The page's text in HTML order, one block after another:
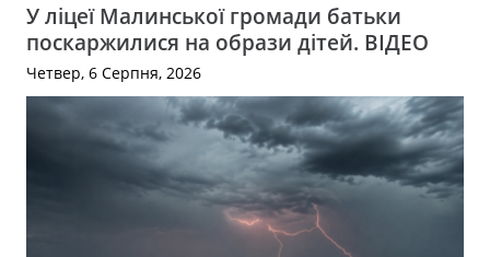
У ліцеї Малинської громади батьки
поскаржилися на образи дітей. ВІДЕО
Четвер, 6 Серпня, 2026